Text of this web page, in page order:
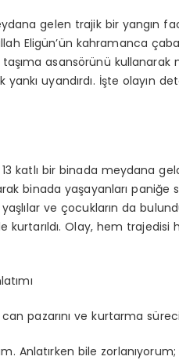
gelen trajik bir yangın
Eligün’ün kahramanca
asansörünü kullanarak
uyandırdı. İşte olayın
13 katlı bir binada meydana
binada yaşayanları
ve çocukların da
kurtarıldı. Olay, hem
can pazarını ve kurtarma
Anlatırken bile